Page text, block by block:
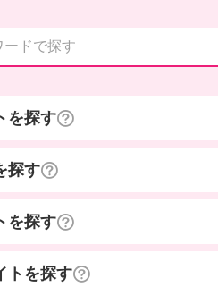
を探す
探す
を探す
トを探す